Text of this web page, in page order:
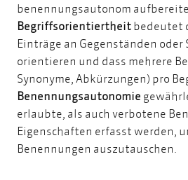
benennungsautonom
Begriffsorientiertheitbedeutet
Einträge an Gegenständen oder
orientieren und dass mehrere
Synonyme, Abkürzungen) pro
Benennungsautonomie
erlaubte, als auch verbotene
Eigenschaften erfasst werden,
Benennungen auszutauschen.